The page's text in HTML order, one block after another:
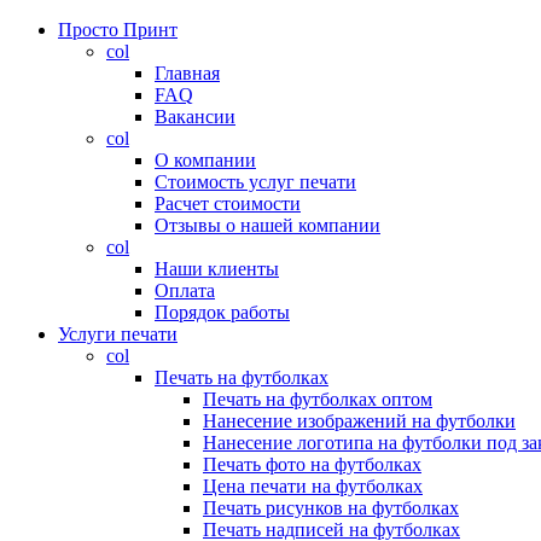
Просто Принт
col
Главная
FAQ
Вакансии
col
О компании
Стоимость услуг печати
Расчет стоимости
Отзывы о нашей компании
col
Наши клиенты
Оплата
Порядок работы
Услуги печати
col
Печать на футболках
Печать на футболках оптом
Нанесение изображений на футболки
Нанесение логотипа на футболки под
Печать фото на футболках
Цена печати на футболках
Печать рисунков на футболках
Печать надписей на футболках